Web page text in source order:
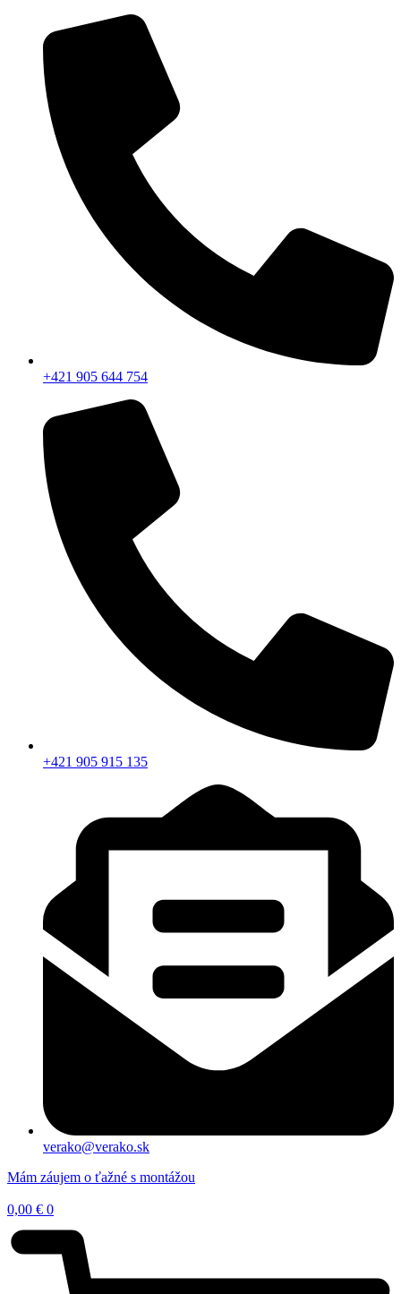
+421 905 644 754
+421 905 915 135
verako@verako.sk
Mám záujem o ťažné s montážou
0,00 € 0